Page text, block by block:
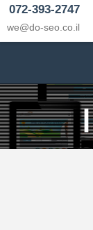
072-393-2747
we@do-seo.co.il